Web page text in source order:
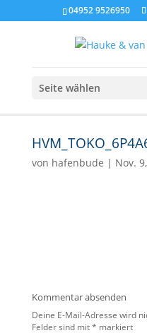
04952 9526950
Seite wählen
von hafenbude | Nov.
Kommentar absenden
Deine E-Mail-Adresse wird
Felder sind mit* markiert